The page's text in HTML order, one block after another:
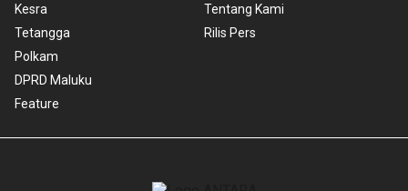
Kesra
Tetangga
Polkam
DPRD Maluku
Feature
Tentang Kami
Rilis Pers